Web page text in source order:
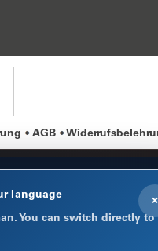
AGB
×
language
You can switch directly to